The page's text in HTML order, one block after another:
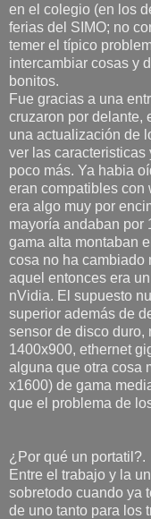
en el colegio (en los
ferias del SIMO; no
temer el típico
intercambiar cosas y
bonitos.
Fue gracias a una
cruzaron por delante,
una actualización de
ver las caracteristicas
poco más. Ya habia
eran compatibles con
era algo muy por
mayoría andaban por
gama alta montaban
cosa no ha cambiado
aquel entonces era
nVidia. El supuesto
superior además de
sensor de disco duro,
1400x900, ethernet
alguna que otra cosa
x1600) de gama
que el problema de
¿Por qué un portatil?.
Entre el trabajo y la
sobretodo cuando ya
de uno tanto para los